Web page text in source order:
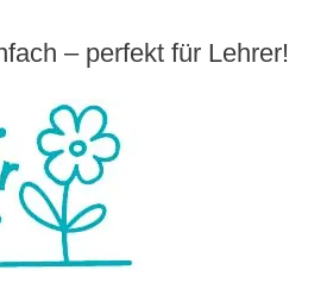
– perfekt für Lehrer!